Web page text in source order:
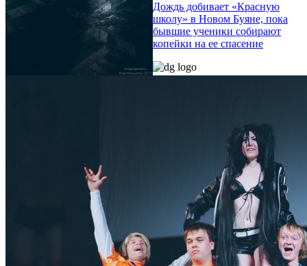
Дождь добивает «Красную
школу» в Новом Буяне, пока
бывшие ученики собирают
копейки на ее спасение